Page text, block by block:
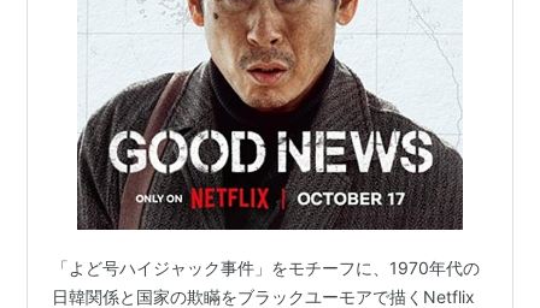
「よど号ハイジャック事件」をモチーフに、1970年代の
日韓関係と国家の欺瞞をブラックユーモアで描くNetflix